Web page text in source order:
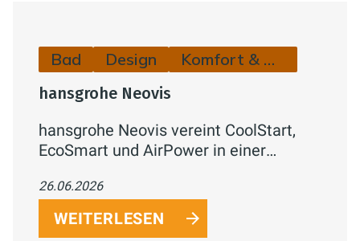
Bad Design Komfort & Hygiene
hansgrohe Neovis
hansgrohe Neovis vereint CoolStart,
EcoSmart und AirPower in einer
Dusche und Badewanne –
energiesparend, wassereffizient und
komfortabel.
26.06.2026
WEITERLESEN